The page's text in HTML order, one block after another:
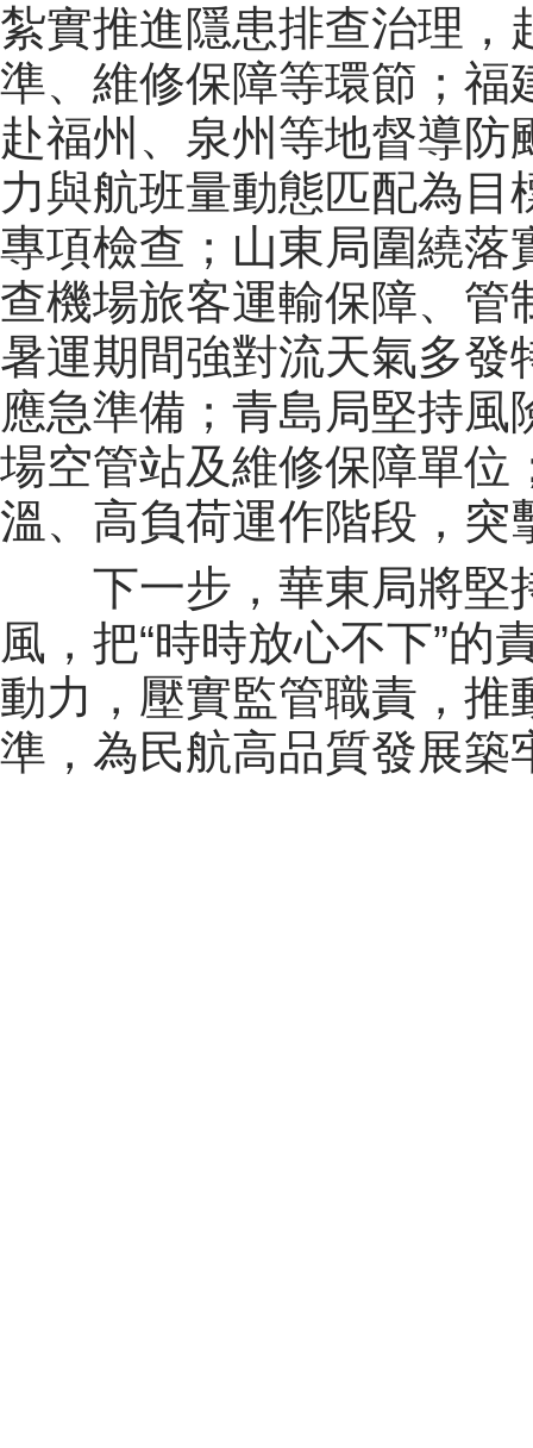
紮實推進隱患排查治理，
準、維修保障等環節；福
赴福州、泉州等地督導
力與航班量動態匹配為
專項檢查；山東局圍繞落
查機場旅客運輸保障、管
暑運期間強對流天氣多發
應急準備；青島局堅持
場空管站及維修保障單位
溫、高負荷運作階段，突
下一步，華東局將堅
風，把“時時放心不下”的
動力，壓實監管職責，推
準，為民航高品質發展築